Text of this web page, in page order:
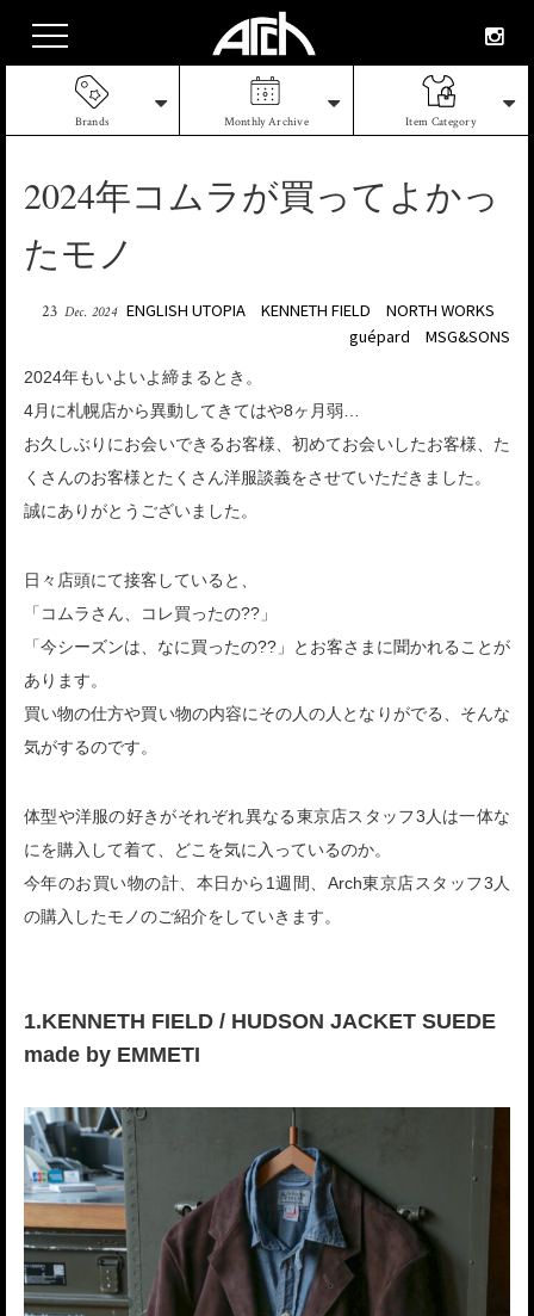
Brands Monthly Archive Item Category
2024年コムラが買ってよかっ
たモノ
23 Dec. 2024 ENGLISH UTOPIA KENNETH FIELD
NORTH WORKS
guépard
MSG&SONS
2024年もいよいよ締まるとき。
4月に札幌店から異動してきてはや8ヶ月弱…
お久しぶりにお会いできるお客様、初めてお会いしたお客様、た
くさんのお客様とたくさん洋服談義をさせていただきました。
誠にありがとうございました。
日々店頭にて接客していると、
「コムラさん、コレ買ったの??」
「今シーズンは、なに買ったの??」とお客さまに聞かれることが
あります。
買い物の仕方や買い物の内容にその人の人となりがでる、そんな
気がするのです。
体型や洋服の好きがそれぞれ異なる東京店スタッフ3人は一体な
にを購入して着て、どこを気に入っているのか。
今年のお買い物の計、本日から1週間、Arch東京店スタッフ3人
の購入したモノのご紹介をしていきます。
1.KENNETH FIELD / HUDSON JACKET SUEDE
made by EMMETI